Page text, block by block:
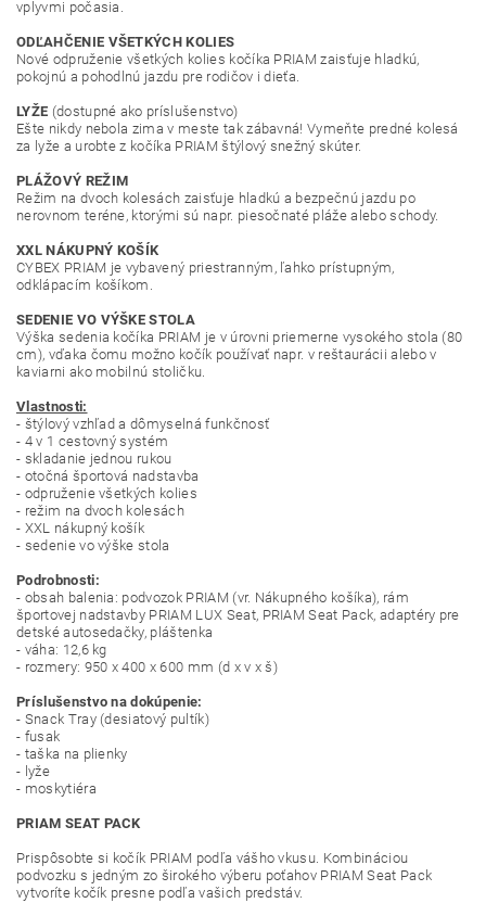
vplyvmi počasia.
ODĽAHČENIE VŠETKÝCH KOLIES
Nové odpruženie všetkých kolies kočíka PRIAM zaisťuje hladkú,
pokojnú a pohodlnú jazdu pre rodičov i dieťa.
LYŽE (dostupné ako príslušenstvo)
Ešte nikdy nebola zima v meste tak zábavná! Vymeňte predné kolesá
za lyže a urobte z kočíka PRIAM štýlový snežný skúter.
PLÁŽOVÝ REŽIM
Režim na dvoch kolesách zaisťuje hladkú a bezpečnú jazdu po
nerovnom teréne, ktorými sú napr. piesočnaté pláže alebo schody.
XXL NÁKUPNÝ KOŠÍK
CYBEX PRIAM je vybavený priestranným, ľahko prístupným,
odklápacím košíkom.
SEDENIE VO VÝŠKE STOLA
Výška sedenia kočíka PRIAM je v úrovni priemerne vysokého stola (80
cm), vďaka čomu možno kočík používať napr. v reštaurácii alebo v
kaviarni ako mobilnú stoličku.
Vlastnosti:
- štýlový vzhľad a dômyselná funkčnosť
- 4 v 1 cestovný systém
- skladanie jednou rukou
- otočná športová nadstavba
- odpruženie všetkých kolies
- režim na dvoch kolesách
- XXL nákupný košík
- sedenie vo výške stola
Podrobnosti:
- obsah balenia: podvozok PRIAM (vr. Nákupného košíka), rám
športovej nadstavby PRIAM LUX Seat, PRIAM Seat Pack, adaptéry pre
detské autosedačky, pláštenka
- váha: 12,6 kg
- rozmery: 950 x 400 x 600 mm (d x v x š)
Príslušenstvo na dokúpenie:
- Snack Tray (desiatový pultík)
- fusak
- taška na plienky
- lyže
- moskytiéra
PRIAM SEAT PACK
Prispôsobte si kočík PRIAM podľa vášho vkusu. Kombináciou
podvozku s jedným zo širokého výberu poťahov PRIAM Seat Pack
vytvoríte kočík presne podľa vašich predstáv.